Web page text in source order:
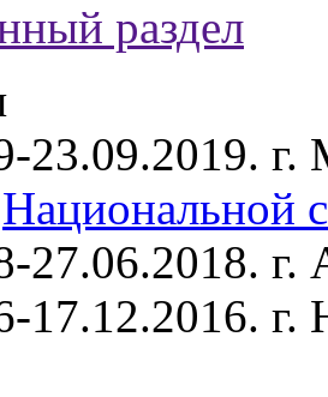
раздел
23.09.2019. г.
Национальной
27.06.2018.
17.12.2016.